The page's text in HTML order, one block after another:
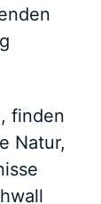
finden
Natur,